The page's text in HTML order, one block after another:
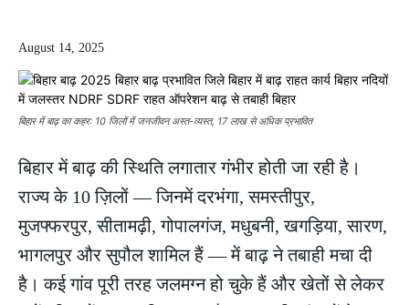
August 14, 2025
बिहार में बाढ़ का कहर: 10 जिलों में जनजीवन अस्त-व्यस्त, 17 लाख से अधिक प्रभावित
बिहार में बाढ़ की स्थिति लगातार गंभीर होती जा रही है।
राज्य के 10 ज़िलों — जिनमें दरभंगा, समस्तीपुर,
मुजफ्फरपुर, सीतामढ़ी, गोपालगंज, मधुबनी, खगड़िया, सारण,
भागलपुर और सुपौल शामिल हैं — में बाढ़ ने तबाही मचा दी
है। कई गांव पूरी तरह जलमग्न हो चुके हैं और खेतों से लेकर